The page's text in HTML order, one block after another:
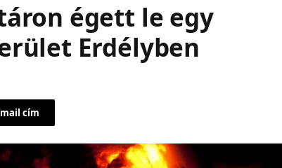
égett le egy
Erdélyben
mail cím